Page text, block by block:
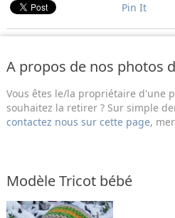
Pin It
A propos de nos photos
Vous êtes le/la propriétaire d'une
souhaitez la retirer ? Sur simple
contactez nous sur cette page,
Modèle Tricot bébé